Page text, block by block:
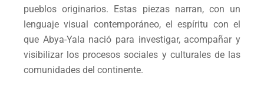
pueblos originarios. Estas piezas narran, con un
lenguaje visual contemporáneo, el espíritu con el
que Abya-Yala nació para investigar, acompañar y
visibilizar los procesos sociales y culturales de las
comunidades del continente.